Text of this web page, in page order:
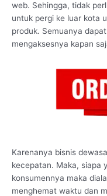
web. Sehingga, tidak
untuk pergi ke luar kota
produk. Semuanya
mengaksesnya kapan
Karenanya bisnis
kecepatan. Maka, siapa
konsumennya maka
menghemat waktu dan